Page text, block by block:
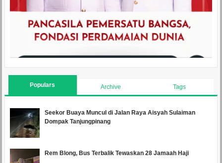
Populars Archive Tags
Seekor Buaya Muncul di Jalan Raya Aisyah Sulaiman
Dompak Tanjungpinang
Rem Blong, Bus Terbalik Tewaskan 28 Jamaah Haji